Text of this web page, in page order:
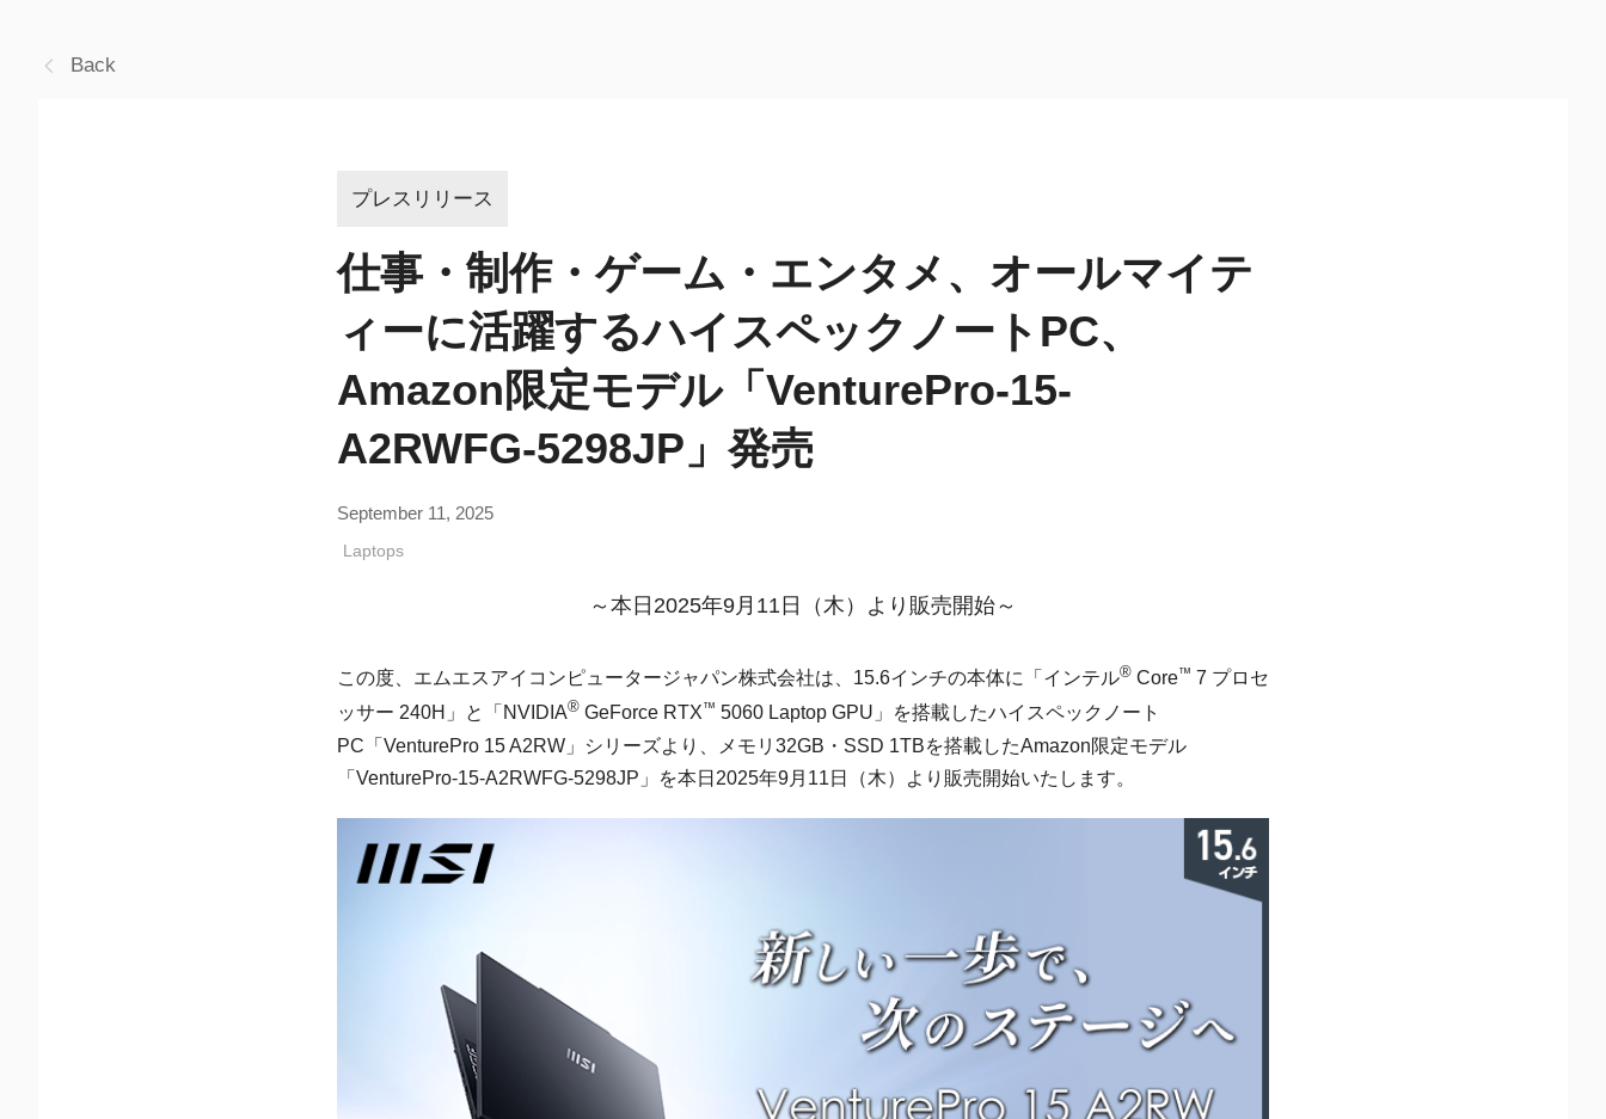
Back
プレスリリース
仕事・制作・ゲーム・エンタメ、オールマイテ
ィーに活躍するハイスペックノートPC、
Amazon限定モデル「VenturePro-15-
A2RWFG-5298JP」発売
September 11, 2025
Laptops
～本日2025年9月11日（木）より販売開始～
この度、エムエスアイコンピュータージャパン株式会社は、15.6インチの本体に「インテル® Core™ 7 プロセ
ッサー 240H」と「NVIDIA® GeForce RTX™ 5060 Laptop GPU」を搭載したハイスペックノート
PC「VenturePro 15 A2RW」シリーズより、メモリ32GB・SSD 1TBを搭載したAmazon限定モデル
「VenturePro-15-A2RWFG-5298JP」を本日2025年9月11日（木）より販売開始いたします。